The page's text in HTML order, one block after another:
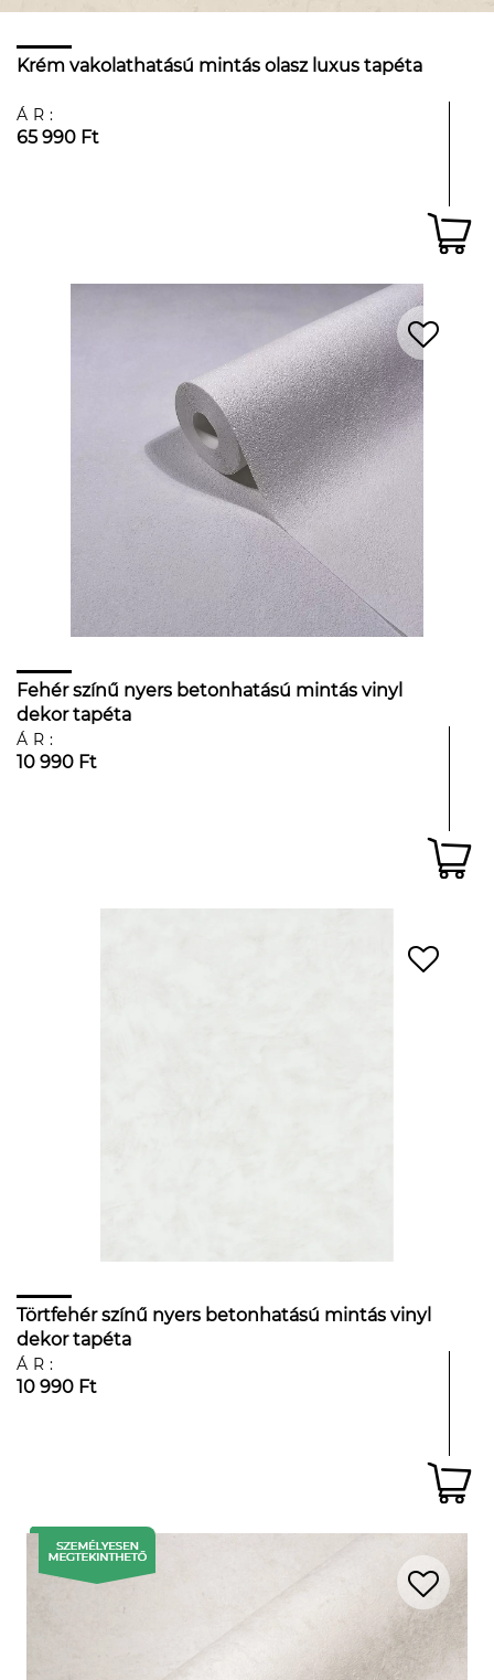
Krém vakolathatású mintás olasz luxus tapéta
ÁR:
65 990 Ft
Fehér színű nyers betonhatású mintás vinyl
dekor tapéta
ÁR:
10 990 Ft
Törtfehér színű nyers betonhatású mintás vinyl
dekor tapéta
ÁR:
10 990 Ft